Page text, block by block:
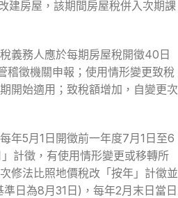
建房屋，該期間房屋稅併入次期課
義務人應於每期房屋稅開徵40日
稽徵機關申報；使用情形變更致稅
開始適用；致稅額增加，自變更次
年5月1日開徵前一年度7月1日至6
計徵，有使用情形變更或移轉所
修法比照地價稅改「按年」計徵並
日為8月31日)，每年2月末日當日